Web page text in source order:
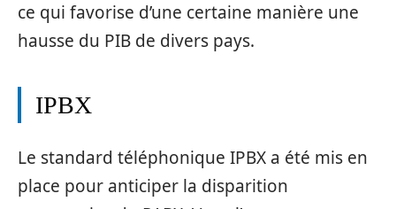
ce qui favorise d’une certaine manière une
hausse du PIB de divers pays.
IPBX
Le standard téléphonique IPBX a été mis en
place pour anticiper la disparition